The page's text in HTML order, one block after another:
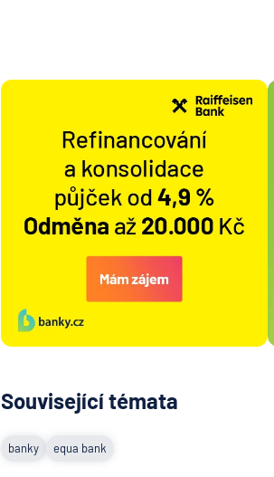
Související témata
banky equa bank